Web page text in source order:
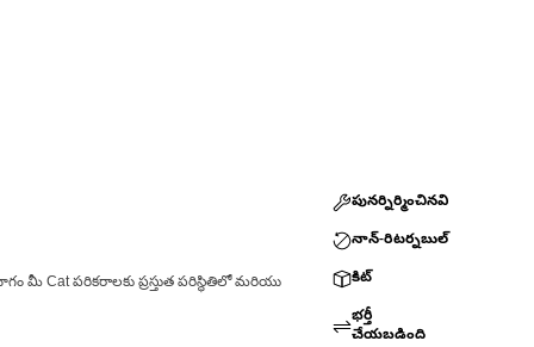
మీ Cat పరికరాలకు ప్రస్తుత పరిస్థితిలో మరియు
పునర్నిర్మించినవి
నాన్-రిటర్నబుల్
కిట్
భర్తీ
చేయబడింది